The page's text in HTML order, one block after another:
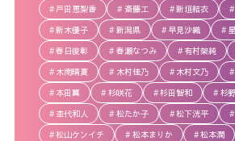
戸田恵梨香
斎藤工 新垣結衣
新木優子
新潟県 早見沙織
春日俊彰
春瀬なつみ 有村架純
木南晴夏
木村佳乃 木村文乃
本田翼
杉咲花 杉田智和
杉
杢代和人
松たか子 松下洸平
松山ケンイチ
松本まりか 松本潤